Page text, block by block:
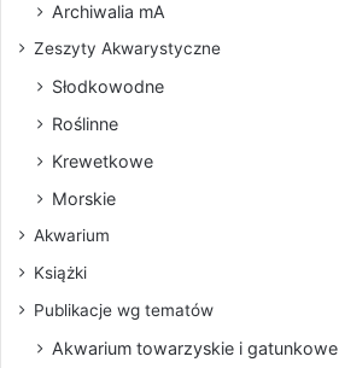
Archiwalia mA
Zeszyty Akwarystyczne
Słodkowodne
Roślinne
Krewetkowe
Morskie
Akwarium
Książki
Publikacje wg tematów
Akwarium towarzyskie i gatunkowe